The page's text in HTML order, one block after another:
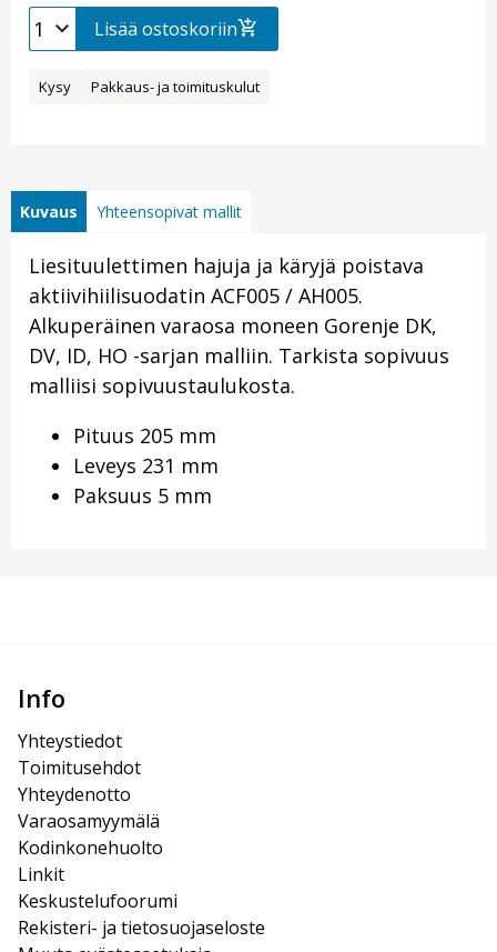
Lisää ostoskoriin
Kysy Pakkaus- ja toimituskulut
Kuvaus Yhteensopivat mallit
Liesituulettimen hajuja ja käryjä poistava
aktiivihiilisuodatin ACF005 / AH005.
Alkuperäinen varaosa moneen Gorenje DK,
DV, ID, HO -sarjan malliin. Tarkista sopivuus
malliisi sopivuustaulukosta.
Pituus 205 mm
Leveys 231 mm
Paksuus 5 mm
Info
Yhteystiedot
Toimitusehdot
Yhteydenotto
Varaosamyymälä
Kodinkonehuolto
Linkit
Keskustelufoorumi
Rekisteri- ja tietosuojaseloste